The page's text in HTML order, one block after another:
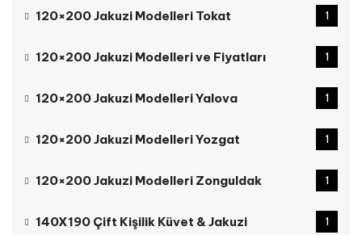
120×200 Jakuzi Modelleri Tokat 1
120×200 Jakuzi Modelleri ve Fiyatları 1
120×200 Jakuzi Modelleri Yalova 1
120×200 Jakuzi Modelleri Yozgat 1
120×200 Jakuzi Modelleri Zonguldak 1
140X190 Çift Kişilik Küvet & Jakuzi 1